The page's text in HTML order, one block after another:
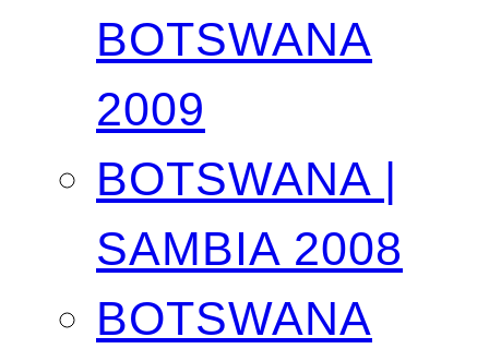
BOTSWANA
2009
BOTSWANA |
SAMBIA 2008
BOTSWANA